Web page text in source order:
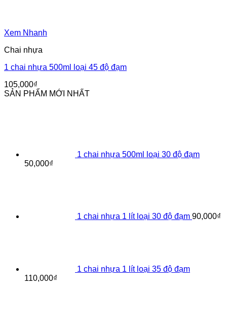
Xem Nhanh
Chai nhựa
1 chai nhựa 500ml loại 45 độ đạm
105,000₫
SẢN PHẨM MỚI NHẤT
1 chai nhựa 500ml loại 30 độ đạm
50,000₫
1 chai nhựa 1 lít loại 30 độ đạm 90,000₫
1 chai nhựa 1 lít loại 35 độ đạm
110,000₫